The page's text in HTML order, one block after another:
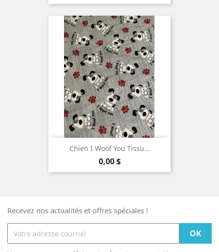
Chien I Woof You Tissu...
Prix
0,00 $
Recevez nos actualités et offres spéciales !